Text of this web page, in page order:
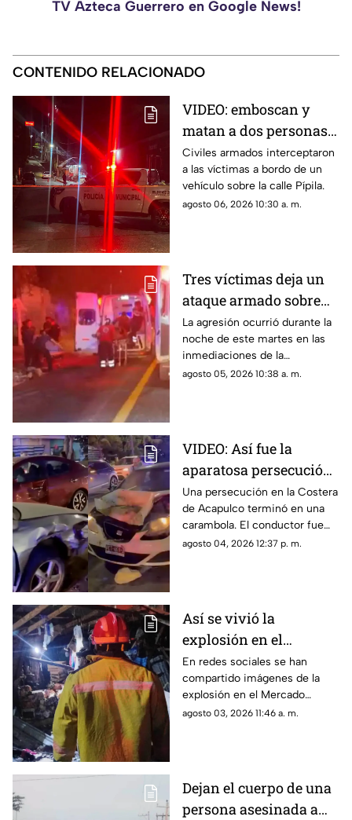
TV Azteca Guerrero en Google News!
CONTENIDO RELACIONADO
VIDEO: emboscan y
matan a dos personas
adentro de un coche en
Ometepec
Civiles armados interceptaron
a las víctimas a bordo de un
vehículo sobre la calle Pípila.
agosto 06, 2026 10:30 a. m.
Tres víctimas deja un
ataque armado sobre
carretera federal de
Iguala
La agresión ocurrió durante la
noche de este martes en las
inmediaciones de la
comunidad de El Naranjo.
agosto 05, 2026 10:38 a. m.
VIDEO: Así fue la
aparatosa persecución
que terminó en
carambola en la
Costera de Acapulco
Una persecución en la Costera
de Acapulco terminó en una
carambola. El conductor fue
detenido y reportan personas
agosto 04, 2026 12:37 p. m.
Así se vivió la
explosión en el
Mercado Central de
Acapulco que dejó
varios locales
afectados
En redes sociales se han
compartido imágenes de la
explosión en el Mercado
Central de Acapulco que dejó
agosto 03, 2026 11:46 a. m.
Dejan el cuerpo de una
persona asesinada a